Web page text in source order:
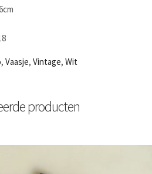
, Vaasje, Vintage, Wit
producten